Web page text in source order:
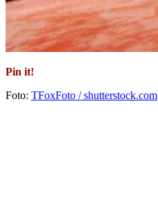
Pin it!
Foto: TFoxFoto / shutterstock.com